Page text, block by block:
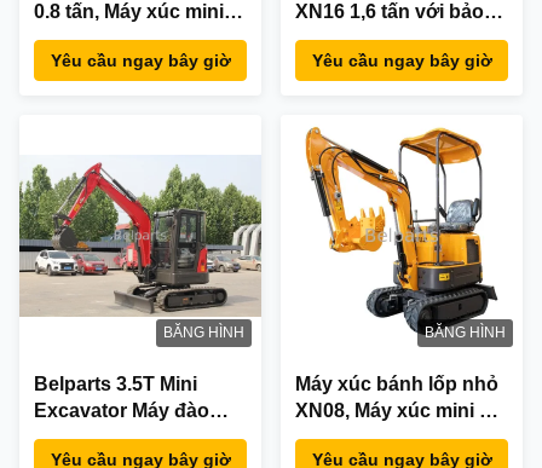
0.8 tấn, Máy xúc mini
XN08 7.0kw
Yêu cầu ngay bây giờ
XN16 1,6 tấn với bảo
hành 1 năm
Yêu cầu ngay bây giờ
BĂNG HÌNH
Belparts 3.5T Mini
Excavator Máy đào
nhỏ
Yêu cầu ngay bây giờ
BĂNG HÌNH
Máy xúc bánh lốp nhỏ
XN08, Máy xúc mini 0,8
tấn
Yêu cầu ngay bây giờ